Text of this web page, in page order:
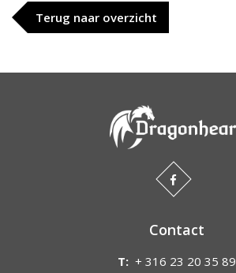
Terug naar overzicht
Contact
T: + 316 23 20 35 89